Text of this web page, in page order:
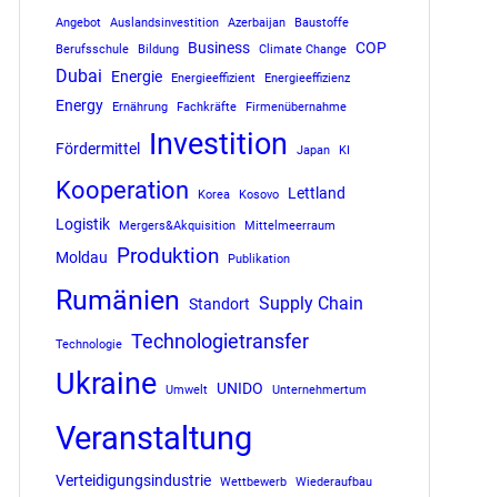
Angebot Auslandsinvestition Azerbaijan
Baustoffe
Berufsschule
Bildung Business Climate Change COP
Dubai Energie Energieeffizient Energieeffizienz
Energy Ernährung Fachkräfte Firmenübernahme
Fördermittel Investition Japan KI
Kooperation Korea Kosovo
Lettland
Logistik
Mergers&Akquisition Mittelmeerraum
Moldau Produktion Publikation
Rumänien Standort Supply Chain
Technologie Technologietransfer
Ukraine Umwelt UNIDO Unternehmertum
Veranstaltung
Verteidigungsindustrie Wettbewerb
Wiederaufbau